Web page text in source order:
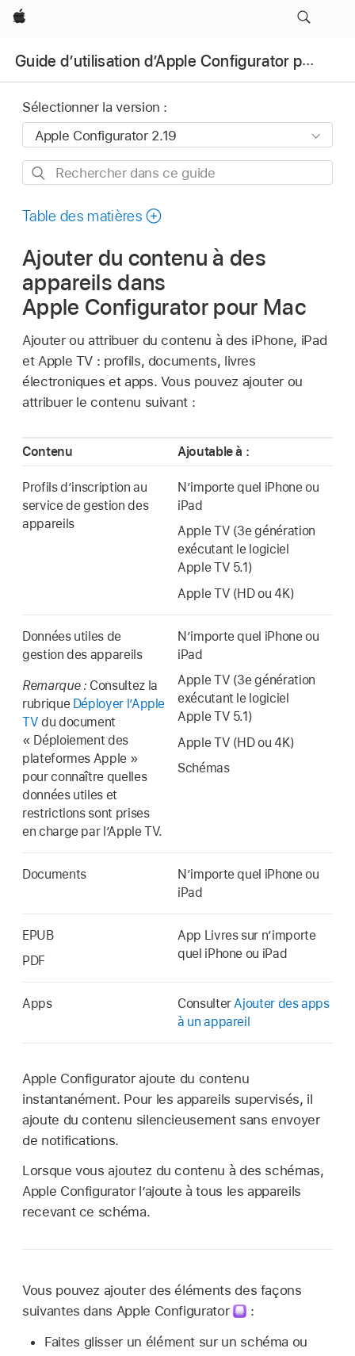
Apple
Guide d’utilisation d’Apple Configurator pour Mac
Sélectionner la version :
Rechercher
ce
Table des matières
Ajouter du contenu à des
appareils dans
Apple Configurator pour Mac
Ajouter ou attribuer du contenu à des iPhone, iPad
et Apple TV : profils, documents, livres
électroniques et apps. Vous pouvez ajouter ou
attribuer le contenu suivant :
Contenu Ajoutable à :
Profils d’inscription au
service de gestion des
appareils
N’importe quel iPhone ou
iPad
Apple TV (3e génération
exécutant le logiciel
Apple TV 5.1)
Apple TV (HD ou 4K)
Données utiles de
gestion des appareils
Remarque : Consultez la
rubrique Déployer l’Apple
TV du document
« Déploiement des
plateformes Apple »
pour connaître quelles
données utiles et
restrictions sont prises
en charge par l’Apple TV.
N’importe quel iPhone ou
iPad
Apple TV (3e génération
exécutant le logiciel
Apple TV 5.1)
Apple TV (HD ou 4K)
Schémas
Documents
N’importe quel iPhone ou
iPad
EPUB
PDF
App Livres sur n’importe
quel iPhone ou iPad
Apps ConsulterAjouter des apps
à un appareil
Apple Configuratorajoute du contenu
instantanément. Pour les appareils supervisés, il
ajoute du contenu silencieusement sans envoyer
de notifications.
Lorsque vous ajoutez du contenu à des schémas,
Apple Configuratorl’ajoute à tous les appareils
recevant ce schéma.
Vous pouvez ajouter des éléments des façons
suivantes dans Apple Configurator
:
Faites glisser un élément sur un schéma ou